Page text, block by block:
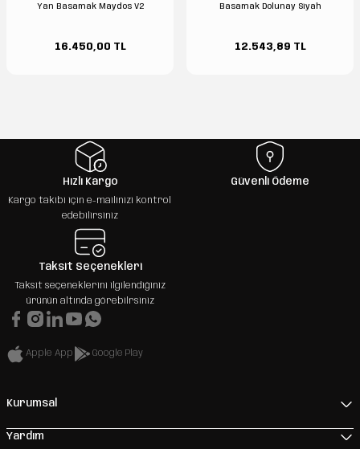
Yan Basamak Maydos V2
16.450,00 TL
Basamak Dolunay Siyah
12.543,89 TL
Hızlı Kargo
Kargo takibi için e-mailinizi kontrol
edebilirsiniz
Güvenli Ödeme
Taksit Seçenekleri
Taksit seçeneklerini ilgilendiğiniz
ürünün altında görebilrsiniz
Apple App Google Play
Kurumsal
Yardım